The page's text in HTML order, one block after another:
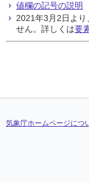
23
/// ///
24
/// ///
23
/// ///
24
/// ///
23
/// ///
24
/// ///
23
/// ///
24
/// ///
値欄の記号の説明
2021年3月2日よ
せん。詳しくは要
気象庁ホームページにつ